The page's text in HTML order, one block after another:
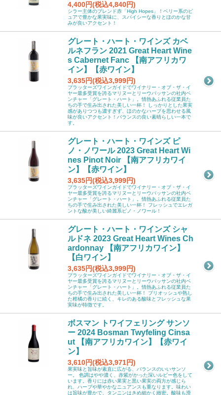
4,400円(税込4,840円)
シラー主体のブレンド赤「High Hopes」！ベリー系のピ
ュアで豊かな果実味に、スパイシーな香りとほのかな甘
みが良いアクセント！
グレート・ハート・ワインズ カベ
ルネフラン 2021 Great Heart Wine
s Cabernet Fanc 【南アフリカワ
イン】【赤ワイン】
3,635円(税込3,999円)
プラッターズワインガイドでワイナリー・オブ・ザ・イ
ヤー最多受賞を誇るマリヌーとリーウパッサンの社内ベ
ンチャー「グレート・ハート」。情熱あふれる従業員た
ちの手で生み出された美しい一杯！ しっかりとした果実
感がありつつも濃すぎず、ほのかなハーブを思わせる風
味が良いアクセント！バランスの良い素晴らしい一本で
す。
グレート・ハート・ワインズ ピ
ノ・ノワール 2023 Great Heart Wi
nes Pinot Noir 【南アフリカワイ
ン】【赤ワイン】
3,635円(税込3,999円)
プラッターズワインガイドでワイナリー・オブ・ザ・イ
ヤー最多受賞を誇るマリヌーとリーウパッサンの社内ベ
ンチャー「グレート・ハート」。情熱あふれる従業員た
ちの手で生み出された美しい一杯！ フレッシュでエレガ
ントな酸が美しい綺麗系ピノ・ノワール！
グレート・ハート・ワインズ シャ
ルドネ 2023 Great Heart Wines Ch
ardonnay 【南アフリカワイン】
【白ワイン】
3,635円(税込3,999円)
プラッターズワインガイドでワイナリー・オブ・ザ・イ
ヤー最多受賞を誇るマリヌーとリーウパッサンの社内ベ
ンチャー「グレート・ハート」。情熱あふれる従業員た
ちの手で生み出された美しい一杯！ ブリオッシュや熟し
た柑橘の香りに続く、キレのある酸味とフレッシュな果
実味が特徴です。
ボスマン トワイフェリング サンソ
ー 2024 Bosman Twyfeling Cinsa
ut 【南アフリカワイン】【赤ワイ
ン】
3,610円(税込3,971円)
果実味と旨味が素直に広がる、バランスのいいサンソ
ー。 色調はやや濃く、赤紫がかった深いルビー色をして
います。香りには赤い果実と黒い果実の両方が感じら
れ、ハーブや華やかなニュアンスも重なります。味わい
は旨味が豊かで、タンニンはきめ細かく緻密。酸味も滑